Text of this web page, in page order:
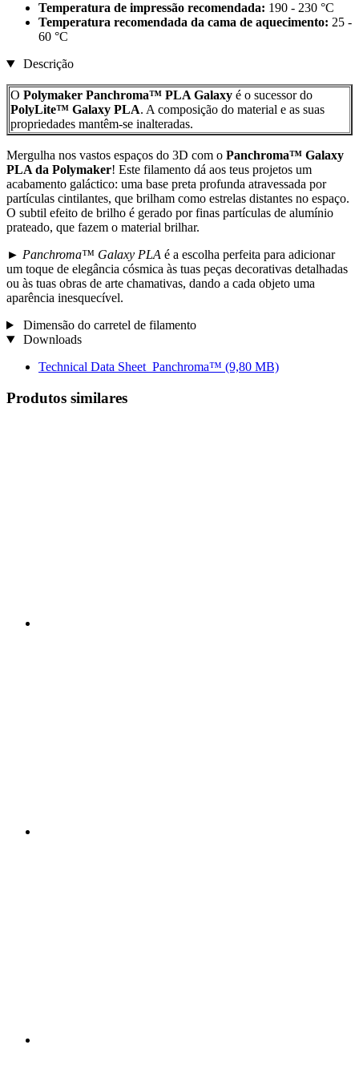
Temperatura de impressão recomendada: 190 - 230 °C
Temperatura recomendada da cama de aquecimento: 25 -
60 °C
Descrição
O Polymaker Panchroma™ PLA Galaxy é o sucessor do
PolyLite™ Galaxy PLA. A composição do material e as suas
propriedades mantêm-se inalteradas.
Mergulha nos vastos espaços do 3D com o Panchroma™ Galaxy
PLA da Polymaker! Este filamento dá aos teus projetos um
acabamento galáctico: uma base preta profunda atravessada por
partículas cintilantes, que brilham como estrelas distantes no espaço.
O subtil efeito de brilho é gerado por finas partículas de alumínio
prateado, que fazem o material brilhar.
► Panchroma™ Galaxy PLA é a escolha perfeita para adicionar
um toque de elegância cósmica às tuas peças decorativas detalhadas
ou às tuas obras de arte chamativas, dando a cada objeto uma
aparência inesquecível.
Dimensão do carretel de filamento
Downloads
Technical Data Sheet_Panchroma™ (9,80 MB)
Produtos similares